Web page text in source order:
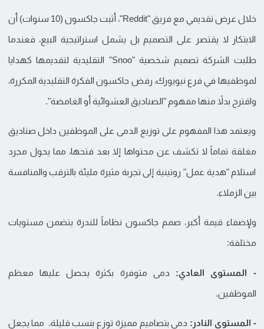
خلال عرض تقديمي مع فريق "Reddit"، أثبت جاكسون (10 سنوات) أن
الابتكار لا يقتصر على التصميم بل يشمل استراتيجية البيع، فعندما
طلبت الشركة تصميم شخصية "Snoo" التقليدية لتقديمها كهدايا
لموظفيها في فرع نيويورك، رفض جاكسون الفكرة التقليدية المكررة،
واقترح بدلاً منها مفهوم "الصناديق العشوائية أو الغامضة".
ويعتمد هذا المفهوم على توزيع الدمى على الموظفين داخل صناديق
مغلقة تماماً لا تكشف عن محتواها إلا بعد فتحها، مما يحول مجرد
استلام "هدية عمل" روتينية إلى تجربة مثيرة مليئة بالترقب والمنافسة
بين الزملاء.
ولإضفاء قيمة أكبر، صمم جاكسون نظاماً للندرة يتضمن مستويات
مختلفة:
- المستوى العادي: دمى متوفرة بكثرة يحصل عليها معظم
الموظفين.
- المستوى النادر: دمى بتصاميم مميزة توزع بنسب قليلة، مما يجعل